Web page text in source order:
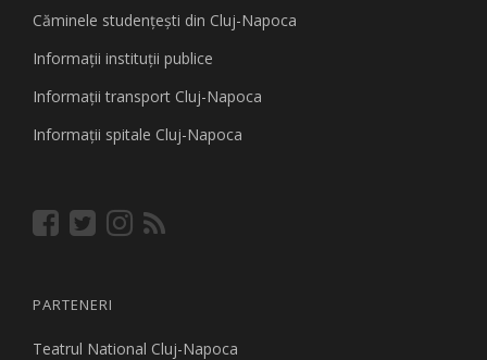
Căminele studenţeşti din Cluj-Napoca
Informaţii instituţii publice
Informaţii transport Cluj-Napoca
Informaţii spitale Cluj-Napoca
PARTENERI
Teatrul National Cluj-Napoca